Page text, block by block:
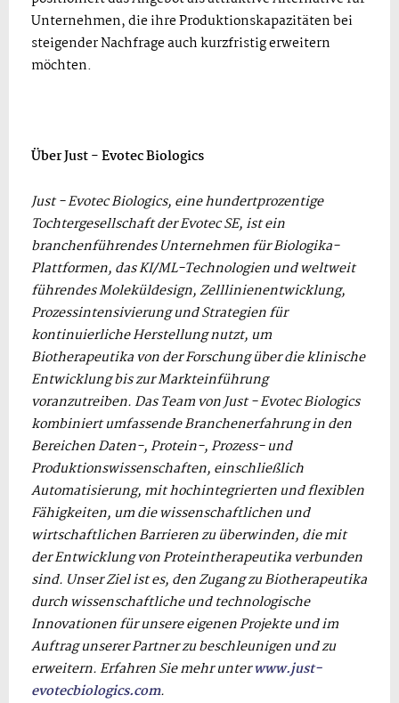
Unternehmen, die ihre Produktionskapazitäten bei
steigender Nachfrage auch kurzfristig erweitern
möchten.
Über Just - Evotec Biologics
Just - Evotec Biologics, eine hundertprozentige
Tochtergesellschaft der Evotec SE, ist ein
branchenführendes Unternehmen für Biologika-
Plattformen, das KI/ML-Technologien und weltweit
führendes Moleküldesign, Zelllinienentwicklung,
Prozessintensivierung und Strategien für
kontinuierliche Herstellung nutzt, um
Biotherapeutika von der Forschung über die klinische
Entwicklung bis zur Markteinführung
voranzutreiben. Das Team von Just - Evotec Biologics
kombiniert umfassende Branchenerfahrung in den
Bereichen Daten-, Protein-, Prozess- und
Produktionswissenschaften, einschließlich
Automatisierung, mit hochintegrierten und flexiblen
Fähigkeiten, um die wissenschaftlichen und
wirtschaftlichen Barrieren zu überwinden, die mit
der Entwicklung von Proteintherapeutika verbunden
sind. Unser Ziel ist es, den Zugang zu Biotherapeutika
durch wissenschaftliche und technologische
Innovationen für unsere eigenen Projekte und im
Auftrag unserer Partner zu beschleunigen und zu
erweitern. Erfahren Sie mehr unterwww.just-
evotecbiologics.com.